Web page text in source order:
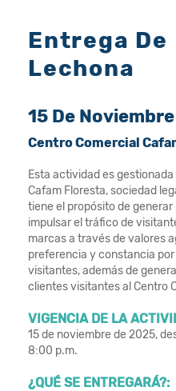
Entrega De
Lechona
15 De
Centro Comercial
Esta actividad es gestionada
Cafam Floresta, sociedad
tiene el propósito de
impulsar el tráfico de
marcas a través de valores
preferencia y constancia
visitantes, además de
clientes visitantes al Centro
VIGENCIA DE LA
15 de noviembre de 2025,
8:00 p.m.
¿QUÉ SE ENTREGARÁ?: